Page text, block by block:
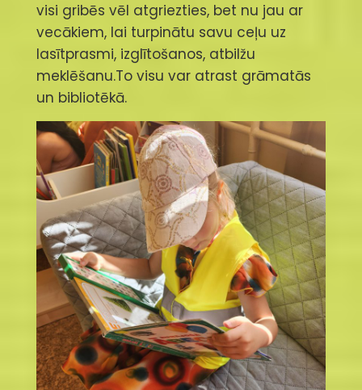
visi gribēs vēl atgriezties, bet nu jau ar
vecākiem, lai turpinātu savu ceļu uz
lasītprasmi, izglītošanos, atbilžu
meklēšanu.To visu var atrast grāmatās
un bibliotēkā.